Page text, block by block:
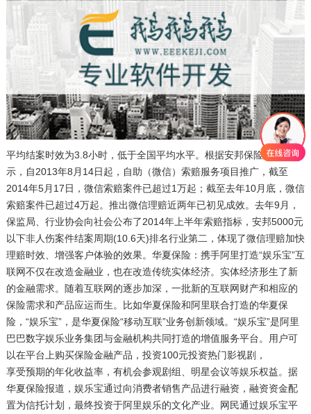
平均结案时效为3.8小时，低于全国平均水平。根据安邦保险的统计
示，自2013年8月14日起，自助（微信）索赔服务项目推广，截至
2014年5月17日，微信索赔案件已超过1万起；截至去年10月底，微信
索赔案件已超过4万起。推出微信理赔近两年已初见成效。去年9月，
保监局、行业协会向社会公布了2014年上半年索赔指标，安邦5000元
以下非人伤案件结案周期(10.6天)排名行业第二，体现了微信理赔加快
理赔时效、增强客户体验的效果。华夏保险：携手阿里打造“娱乐宝”互
联网不仅在改造金融业，也在改造传统实体经济。实体经济形生了新
的金融需求。随着互联网的逐步加深，一批新的互联网财产和相应的
保险需求和产品应运而生。比如华夏保险和阿里联合打造的华夏保
险，“娱乐宝”，是华夏保险“移动互联”业务创新领域。“娱乐宝”是阿里
巴巴数字娱乐业务集团与金融机构共同打造的增值服务平台。用户可
以在平台上购买保险金融产品，投资100元投资热门影视剧，
享受预期的年化收益率，有机会参观剧组、明星会议等娱乐权益。据
华夏保险报道，娱乐宝通过向消费者销售产品进行融资，融资资金配
置为信托计划，最终投资于阿里娱乐的文化产业。网民通过娱乐宝平